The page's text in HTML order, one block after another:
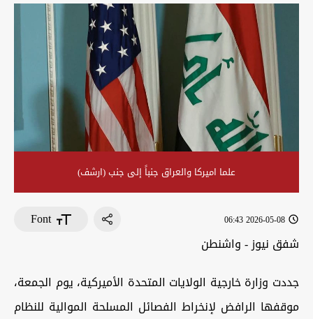
علما اميركا والعراق جنباً إلى جنب (ارشف)
2026-05-08 06:43
Font
شفق نيوز - واشنطن
جددت وزارة خارجية الولايات المتحدة الأميركية، يوم الجمعة،
موقفها الرافض لإنخراط الفصائل المسلحة الموالية للنظام